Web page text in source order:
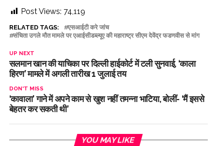
Post Views: 74,119
RELATED TAGS:
एसआईटी करे जांच
संचिता उगले मौत मामले पर एआईसीडब्ल्यूए की महाराष्ट्र सीएम देवेंद्र फडणवीस से मांग
UP NEXT
सलमान खान की याचिका पर दिल्ली हाईकोर्ट में टली सुनवाई, ‘काला
हिरण’ मामले में अगली तारीख 1 जुलाई तय
DON'T MISS
‘कावाला’ गाने में अपने काम से खुश नहीं तमन्ना भाटिया, बोलीं- ‘मैं इससे
बेहतर कर सकती थी’
YOU MAY LIKE